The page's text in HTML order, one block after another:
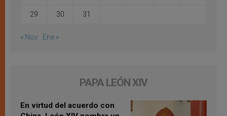
29 30 31
« Nov Ene »
PAPA LEÓN XIV
En virtud del acuerdo con